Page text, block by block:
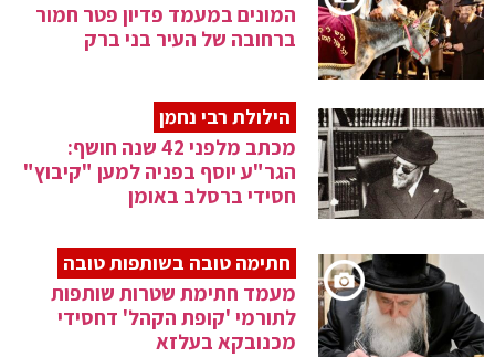
המונים במעמד פדיון פטר חמור
ברחובה של העיר בני ברק
הילולת רבי נחמן
מכתב מלפני 42 שנה חושף:
הגר"ע יוסף בפניה למען "קיבוץ"
חסידי ברסלב באומן
חתימה טובה בשותפות טובה
מעמד חתימת שטרות שותפות
לתורמי 'קופת הקהל' דחסידי
מכנובקא בעלזא